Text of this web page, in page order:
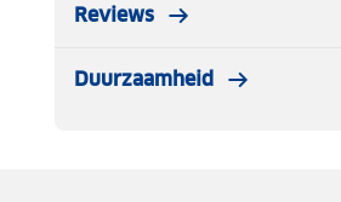
Reviews
Duurzaamheid